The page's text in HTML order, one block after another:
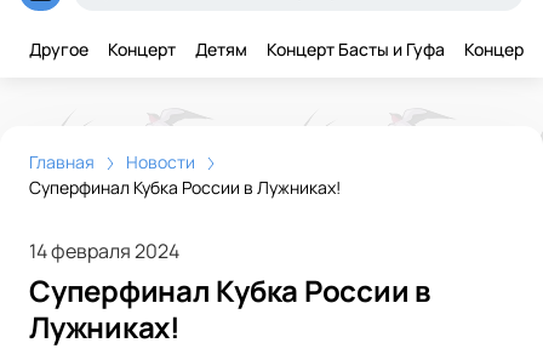
Другое Концерт Детям Концерт Басты и Гуфа Концерт
Главная
Новости
Суперфинал Кубка России в Лужниках!
14 февраля 2024
Суперфинал Кубка России в
Лужниках!